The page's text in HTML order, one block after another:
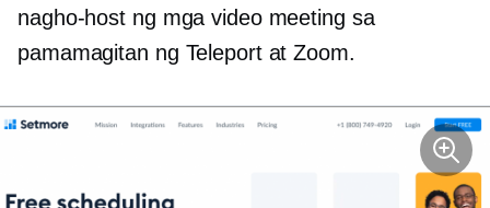
nagho-host ng mga video meeting sa
pamamagitan ng Teleport at Zoom.